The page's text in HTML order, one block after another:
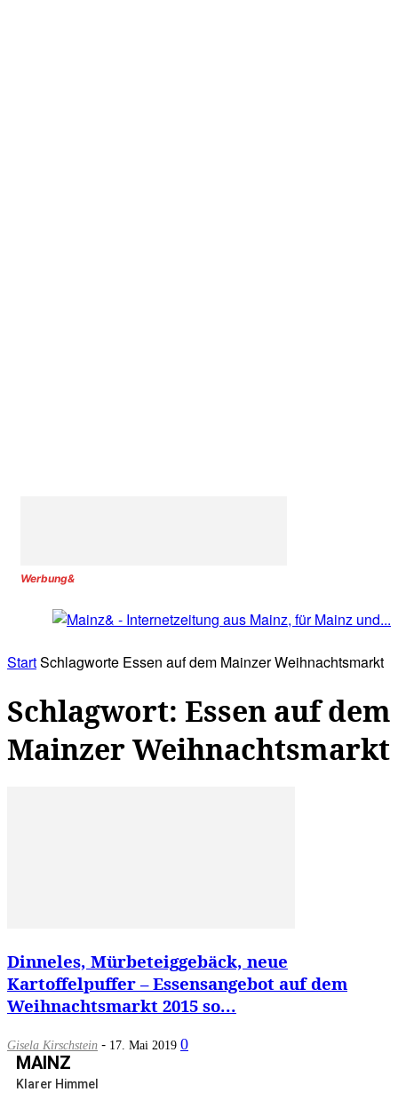
Werbung&
StartSchlagworte Essen auf dem Mainzer Weihnachtsmarkt
Schlagwort: Essen auf dem
Mainzer Weihnachtsmarkt
Dinneles, Mürbeteiggebäck, neue
Kartoffelpuffer – Essensangebot auf dem
Weihnachtsmarkt 2015 so...
Gisela Kirschstein - 17. Mai 2019 0
MAINZ
Klarer Himmel